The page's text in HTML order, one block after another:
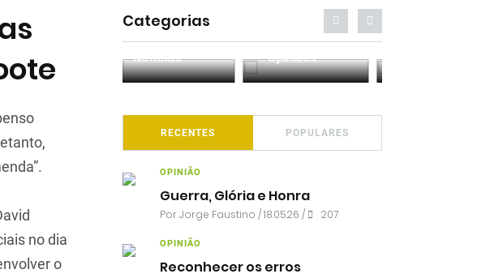
no dia
o
Categorias
Opiniões Entrevistas Análises
RECENTES POPULARES
OPINIÃO
Guerra, Glória e Honra
PorJorge Faustino / 18.05.26 / 207
OPINIÃO
Reconhecer os erros